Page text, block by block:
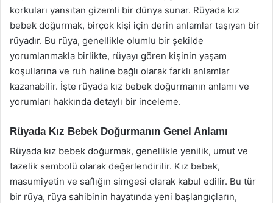
korkuları yansıtan gizemli bir dünya sunar. Rüyada kız
bebek doğurmak, birçok kişi için derin anlamlar taşıyan bir
rüyadır. Bu rüya, genellikle olumlu bir şekilde
yorumlanmakla birlikte, rüyayı gören kişinin yaşam
koşullarına ve ruh haline bağlı olarak farklı anlamlar
kazanabilir. İşte rüyada kız bebek doğurmanın anlamı ve
yorumları hakkında detaylı bir inceleme.
Rüyada Kız Bebek Doğurmanın Genel Anlamı
Rüyada kız bebek doğurmak, genellikle yenilik, umut ve
tazelik sembolü olarak değerlendirilir. Kız bebek,
masumiyetin ve saflığın simgesi olarak kabul edilir. Bu tür
bir rüya, rüya sahibinin hayatında yeni başlangıçların,